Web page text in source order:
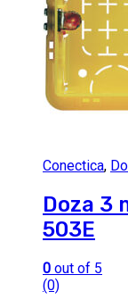
Conectica,
Doza 3
503E
0 out of 5
(0)